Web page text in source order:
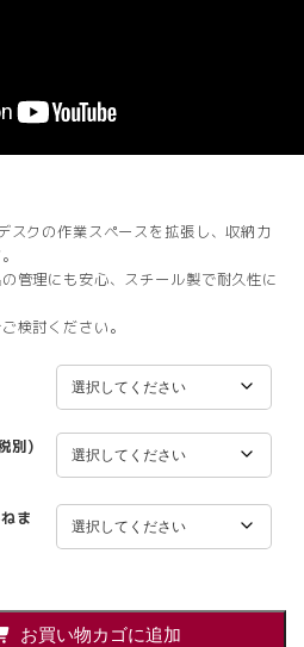
スクの作業スペースを拡張し、収納力
管理にも安心、スチール製で耐久性に
検討ください。
別)
ま
お買い物カゴに追加